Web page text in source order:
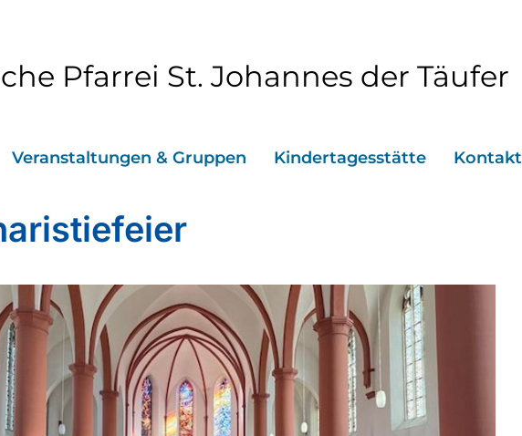
Pfarrei St. Johannes der Täufer
Veranstaltungen & Gruppen Kindertagesstätte Kontakt